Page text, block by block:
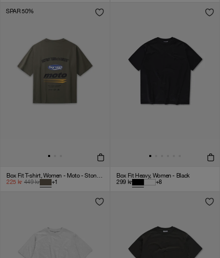
SPAR 50%
Box Fit T-shirt, Women - Moto - Stone Grey
225 kr 449kr +1
Box Fit Heavy, Women - Black
299 kr +8